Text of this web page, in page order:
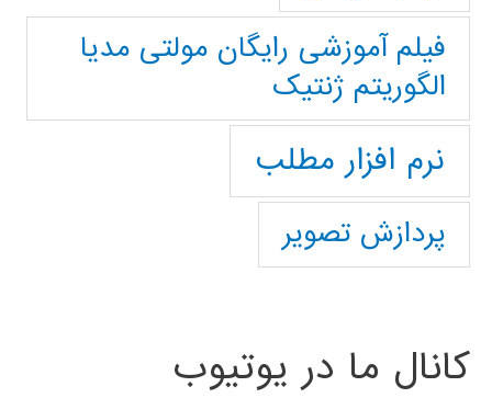
فیلم آموزشی رایگان مولتی مدیا
الگوریتم ژنتیک
نرم افزار مطلب
پردازش تصویر
کانال ما در یوتیوب